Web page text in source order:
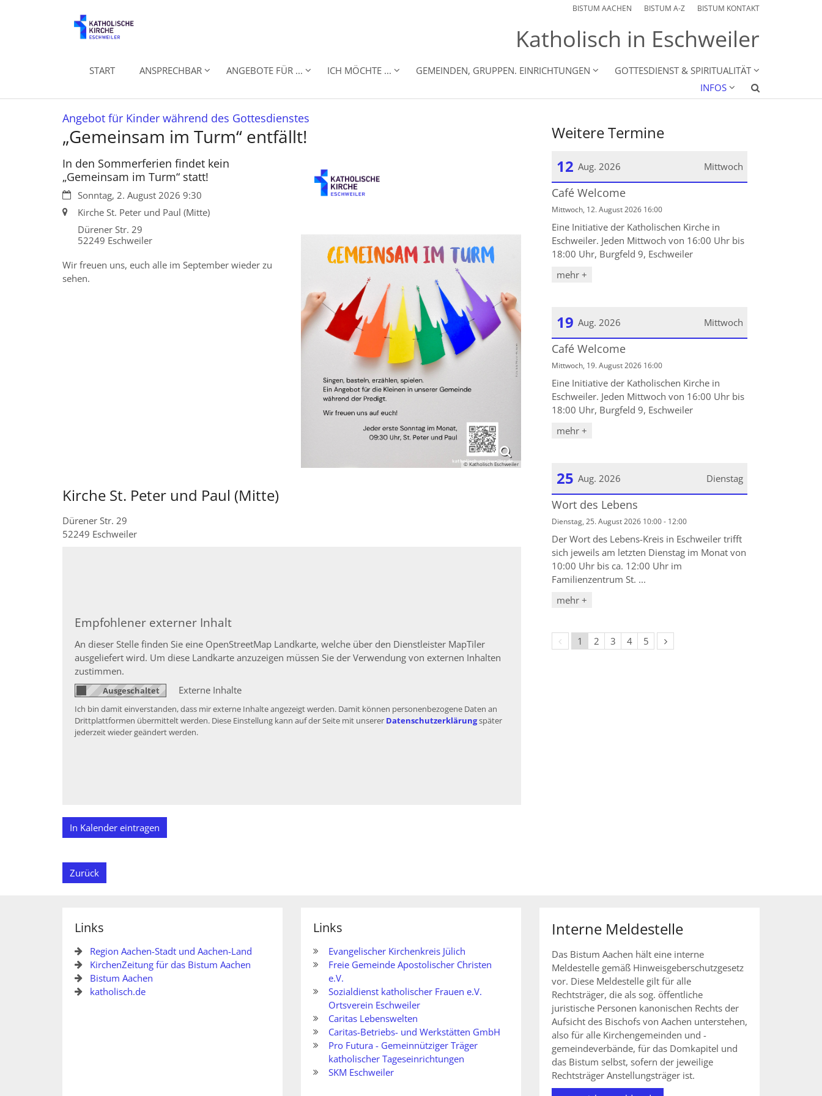
BISTUM AACHEN BISTUM A-Z BISTUM KONTAKT
Katholisch in Eschweiler
START ANSPRECHBAR ANGEBOTE FÜR ... ICH MÖCHTE ... GEMEINDEN, GRUPPEN. EINRICHTUNGEN
GOTTESDIENST & SPIRITUALITÄT
INFOS
Angebot für Kinder während des Gottesdienstes
„Gemeinsam im Turm“ entfällt!
© Katholisch Eschweiler
In den Sommerferien findet kein
„Gemeinsam im Turm“ statt!
Datum:Sonntag, 2. August 2026 9:30
Ort: Kirche St. Peter und Paul (Mitte)
Dürener Str. 29
52249 Eschweiler
Wir freuen uns, euch alle im September wieder zu
sehen.
Kirche St. Peter und Paul (Mitte)
Dürener Str. 29
52249 Eschweiler
Empfohlener externer Inhalt
An dieser Stelle finden Sie eine OpenStreetMap Landkarte, welche über den Dienstleister MapTiler
ausgeliefert wird. Um diese Landkarte anzuzeigen müssen Sie der Verwendung von externen Inhalten
zustimmen.
Externe Inhalte
Ich bin damit einverstanden, dass mir externe Inhalte angezeigt werden. Damit können personenbezogene Daten an
Drittplattformen übermittelt werden. Diese Einstellung kann auf der Seite mit unserer Datenschutzerklärungspäter
jederzeit wieder geändert werden.
In Kalender eintragen
Zurück
Weitere Termine
Mittwoch
12 Aug. 2026
Datum: 12. August 2026
Café Welcome
Mittwoch, 12. August 2026 16:00
Eine Initiative der Katholischen Kirche in
Eschweiler. Jeden Mittwoch von 16:00 Uhr bis
18:00 Uhr, Burgfeld 9, Eschweiler
mehr +
Mittwoch
19 Aug. 2026
Datum: 19. August 2026
Café Welcome
Mittwoch, 19. August 2026 16:00
Eine Initiative der Katholischen Kirche in
Eschweiler. Jeden Mittwoch von 16:00 Uhr bis
18:00 Uhr, Burgfeld 9, Eschweiler
mehr +
Dienstag
25 Aug. 2026
Datum: 25. August 2026
Wort des Lebens
Dienstag, 25. August 2026 10:00 - 12:00
Der Wort des Lebens-Kreis in Eschweiler trifft
sich jeweils am letzten Dienstag im Monat von
10:00 Uhr bis ca. 12:00 Uhr im
Familienzentrum St. ...
mehr +
Vorherige Seite
1 2 3 4 5 Nächste Seite
Links
Region Aachen-Stadt und Aachen-Land
KirchenZeitung für das Bistum Aachen
Bistum Aachen
katholisch.de
Links
Evangelischer Kirchenkreis Jülich
Freie Gemeinde Apostolischer Christen
e.V.
Sozialdienst katholischer Frauen e.V.
Ortsverein Eschweiler
Caritas Lebenswelten
Caritas-Betriebs- und Werkstätten GmbH
Pro Futura - Gemeinnütziger Träger
katholischer Tageseinrichtungen
SKM Eschweiler
Interne Meldestelle
Das Bistum Aachen hält eine interne
Meldestelle gemäß Hinweisgeberschutzgesetz
vor. Diese Meldestelle gilt für alle
Rechtsträger, die als sog. öffentliche
juristische Personen kanonischen Rechts der
Aufsicht des Bischofs von Aachen unterstehen,
also für alle Kirchengemeinden und -
gemeindeverbände, für das Domkapitel und
das Bistum selbst, sofern der jeweilige
Rechtsträger Anstellungsträger ist.